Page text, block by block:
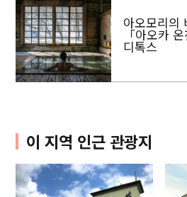
아오모리의
「아오카
디톡스
이 지역 인근 관광지